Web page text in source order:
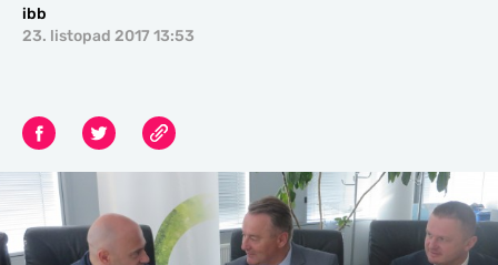
ibb
23. listopad 2017 13:53